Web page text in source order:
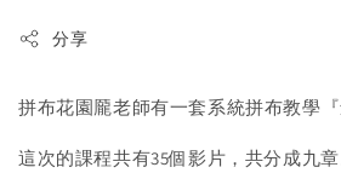
分享
拼布花園龎老師有一套系統拼布教學『
這次的課程共有35個影片，共分成九章